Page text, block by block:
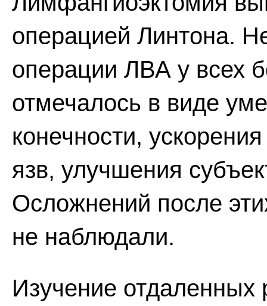
операцией Линтона.
операции ЛВА у всех
отмечалось в виде
конечности,
язв, улучшения
Осложнений после
не наблюдали.
Изучение отдаленных